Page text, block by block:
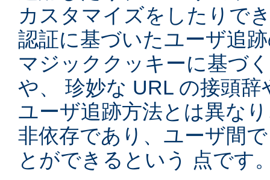
カスタマイズをしたりで
認証に基づいたユーザ追
マジッククッキーに基づ
や、 珍妙な URL の接頭
ユーザ追跡方法とは異な
非依存であり、ユーザ間
とができるという 点です